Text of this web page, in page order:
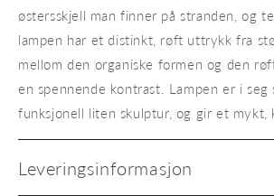
østersskjell man finner på stranden, og
lampen har et distinkt, røft uttrykk fra
mellom den organiske formen og den
en spennende kontrast. Lampen er i seg
funksjonell liten skulptur, og gir et mykt,
Leveringsinformasjon